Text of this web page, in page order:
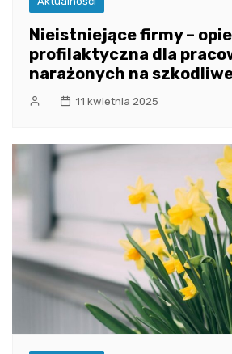
Nieistniejące firmy –
profilaktyczna dla
narażonych na
11 kwietnia 2025